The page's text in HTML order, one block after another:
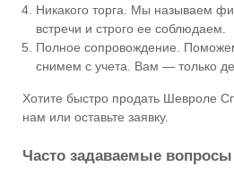
Никакого торга. Мы называем
встречи и строго ее соблюдаем.
Полное сопровождение.
снимем с учета. Вам — только
Хотите быстро продать Шевроле
нам или оставьте заявку.
Часто задаваемые